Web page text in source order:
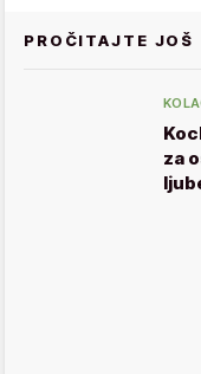
PROČITAJTE JOŠ
za